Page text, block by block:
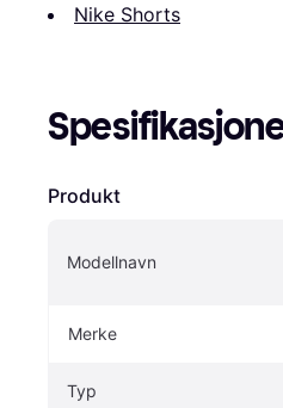
Nike Shorts
Produkt
Modellnavn
Merke
Typ